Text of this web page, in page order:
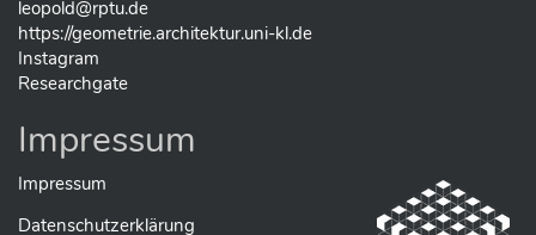
ö
ß
e
…
leopold@rptu.de
https://geometrie.architektur.uni-kl.de
Instagram
Researchgate
Impressum
Impressum
Datenschutzerklärung